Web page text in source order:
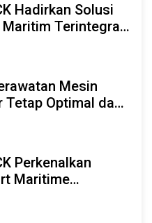
Hadirkan Solusi
Terintegrasi
IoT di Indonesia
Mesin
Tetap Optimal dan
Perkenalkan
Maritime
AI dan IoT